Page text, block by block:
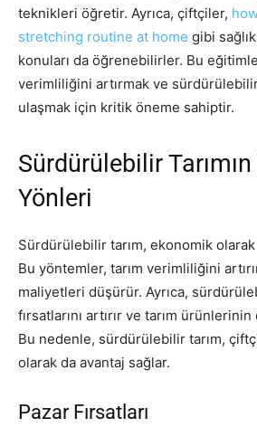
teknikleri öğretir. Ayrıca, çiftçiler,
stretching routine at home gibi
konuları da öğrenebilirler. Bu
verimliliğini artırmak ve
ulaşmak için kritik öneme sahiptir.
Sürdürülebilir
Yönleri
Sürdürülebilir tarım, ekonomik
Bu yöntemler, tarım verimliliğini
maliyetleri düşürür. Ayrıca,
fırsatlarını artırır ve tarım
Bu nedenle, sürdürülebilir tarım,
olarak da avantaj sağlar.
Pazar Fırsatları